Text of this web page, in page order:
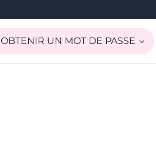
OBTENIR UN MOT DE PASSE